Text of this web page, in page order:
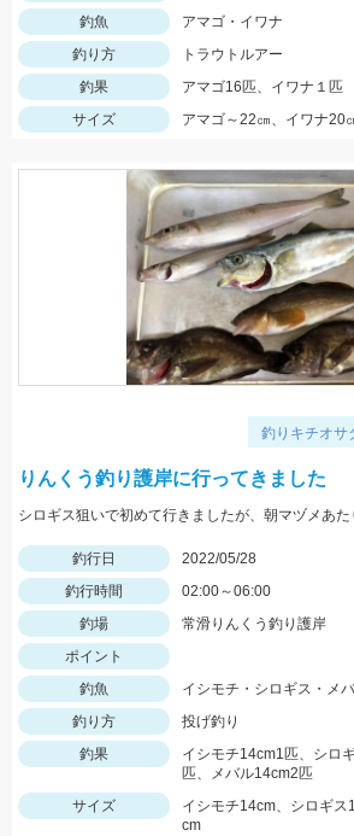
釣魚
アマゴ・イワナ
釣り方
トラウトルアー
釣果
アマゴ16匹、イワナ１匹
サイズ
アマゴ～22㎝、イワナ20
釣りキチオサ
りんくう釣り護岸に行ってきました
釣行日
2022/05/28
釣行時間
02:00～06:00
釣場
常滑りんくう釣り護岸
ポイント
釣魚
イシモチ・シロギス・メ
釣り方
投げ釣り
釣果
イシモチ14cm1匹、シロ
匹、メバル14cm2匹
サイズ
イシモチ14cm、シロギ
cm